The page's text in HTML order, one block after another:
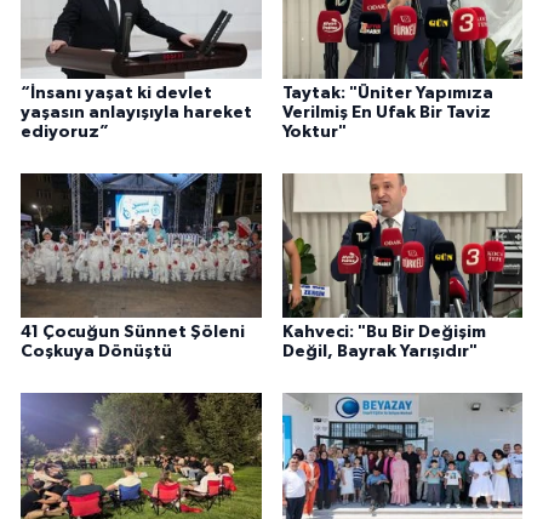
“İnsanı yaşat ki devlet
yaşasın anlayışıyla hareket
ediyoruz”
Taytak: "Üniter Yapımıza
Verilmiş En Ufak Bir Taviz
Yoktur"
41 Çocuğun Sünnet Şöleni
Coşkuya Dönüştü
Kahveci: "Bu Bir Değişim
Değil, Bayrak Yarışıdır"